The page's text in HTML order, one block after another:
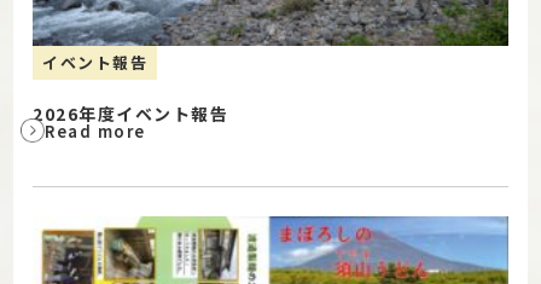
イベント報告
2026年度イベント報告
Read more